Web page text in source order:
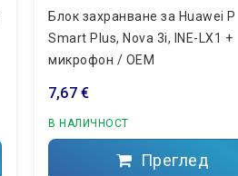
Блок захранване за Huawei P
Smart Plus, Nova 3i, INE-LX1 +
микрофон / OEM
7,67 €
В НАЛИЧНОСТ
Преглед